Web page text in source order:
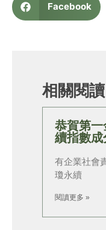
Facebook
相關閱讀
恭賀第
續指數成
有企業社會
瓊永續
閱讀更多 »